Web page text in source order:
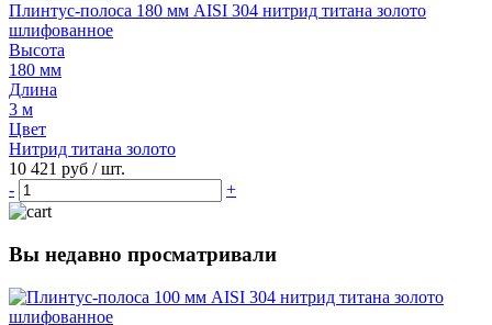
Плинтус-полоса 180 мм AISI 304 нитрид титана золото
шлифованное
Высота
180 мм
Длина
3 м
Цвет
Нитрид титана золото
10 421 руб / шт.
-
+
Вы недавно просматривали